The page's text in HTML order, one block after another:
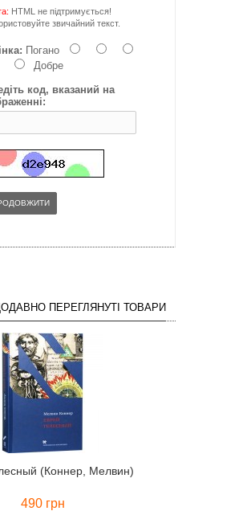
HTML не підтримується!
звичайний текст.
Погано
Добре
код, вказаний на
ПЕРЕГЛЯНУТІ ТОВАРИ
(Коннер, Мелвин)
490 грн